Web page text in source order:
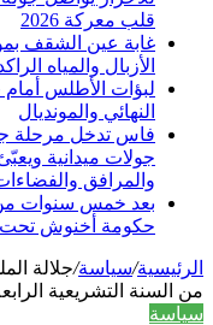
قلب معركة 2026
الأزبال والمياه
لبؤات الأطلس أمام
النهائي والمونديال
فاس تدخل مرحلة
جولات ميدانية
والمرافق
بعد خمس سنوات من
حكومة أخنوش تحت
الرئيسية/سياسة/جلالة
من السنة التشريعية
سياسة